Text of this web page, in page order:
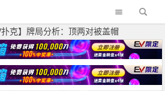
扑克】牌局分析：顶两对被盖帽